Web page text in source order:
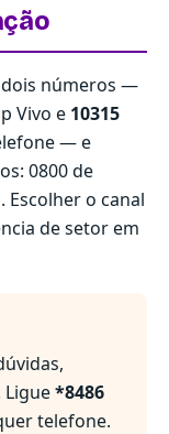
dois números —
Vivo e 10315
— e
0800 de
Escolher o canal
de setor em
*8486
telefone.